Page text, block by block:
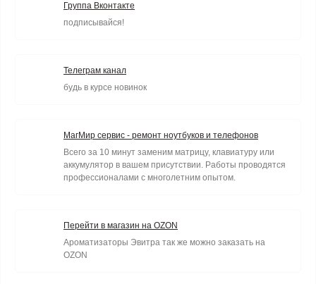
Группа Вконтакте
подписывайся!
Телеграм канал
будь в курсе новинок
МагМир сервис - ремонт ноутбуков и телефонов
Всего за 10 минут заменим матрицу, клавиатуру или
аккумулятор в вашем присутствии. Работы проводятся
профессионалами с многолетним опытом.
Перейти в магазин на OZON
Ароматизаторы Эвитра так же можно заказать на
OZON